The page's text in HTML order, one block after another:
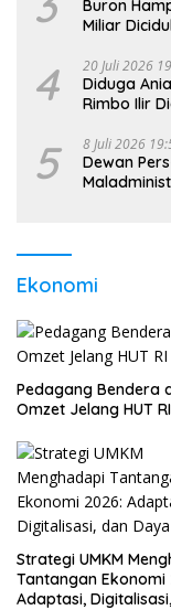
Buron
Miliar
4 20 Juli 2026
Diduga
Rimbo Ilir
5 8 Juli 2026
Dewan
Ekonomi
Pedagang Bendera
Omzet Jelang HUT
Strategi UMKM
Tantangan Ekonomi
Adaptasi,